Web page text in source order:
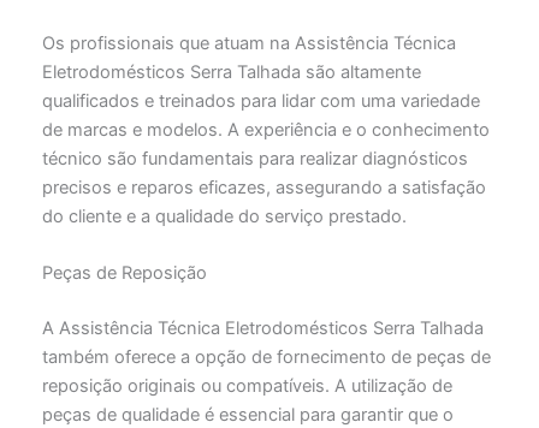
Os profissionais que atuam na Assistência Técnica
Eletrodomésticos Serra Talhada são altamente
qualificados e treinados para lidar com uma variedade
de marcas e modelos. A experiência e o conhecimento
técnico são fundamentais para realizar diagnósticos
precisos e reparos eficazes, assegurando a satisfação
do cliente e a qualidade do serviço prestado.
Peças de Reposição
A Assistência Técnica Eletrodomésticos Serra Talhada
também oferece a opção de fornecimento de peças de
reposição originais ou compatíveis. A utilização de
peças de qualidade é essencial para garantir que o